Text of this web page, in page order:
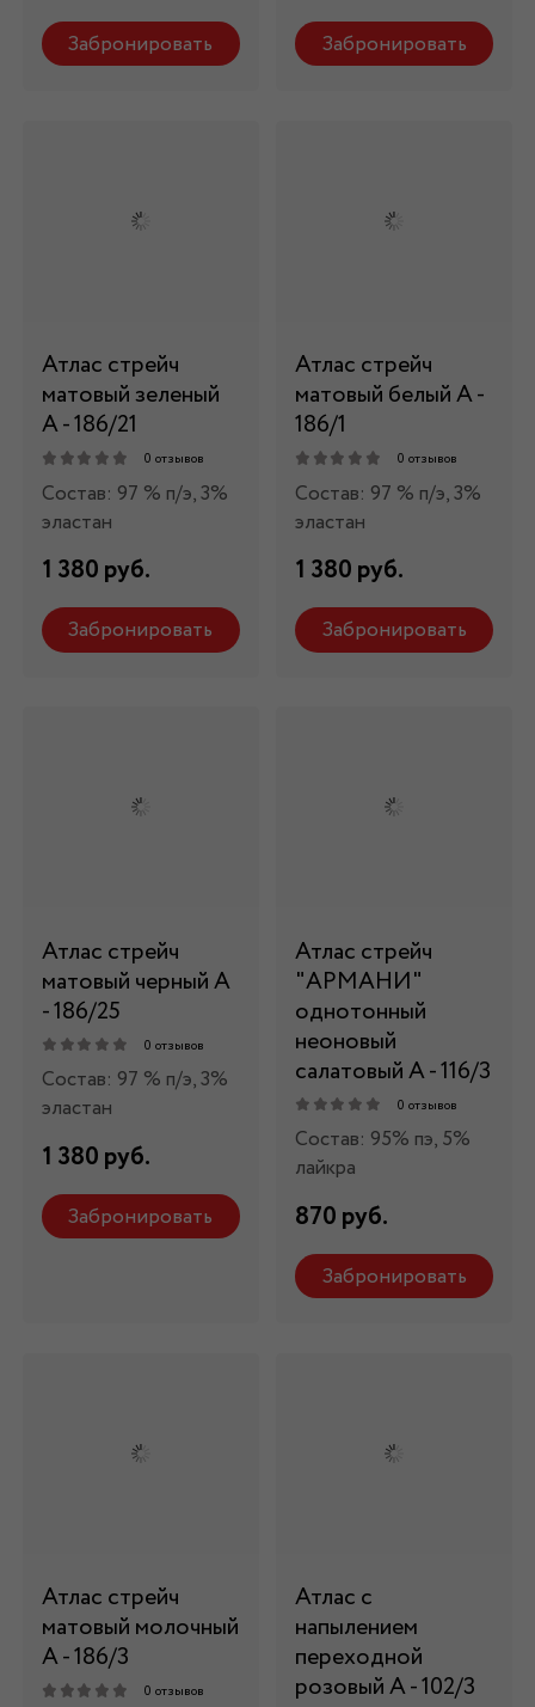
Забронировать Забронировать
Атлас стрейч
матовый зеленый
А - 186/21
0 отзывов
Состав: 97 % п/э, 3%
эластан
1 380 руб.
Забронировать
Атлас стрейч
матовый белый А -
186/1
0 отзывов
Состав: 97 % п/э, 3%
эластан
1 380 руб.
Забронировать
Атлас стрейч
матовый черный А
- 186/25
0 отзывов
Состав: 97 % п/э, 3%
эластан
1 380 руб.
Забронировать
Атлас стрейч
"APMAНИ"
однотонный
неоновый
салатовый А - 116/3
0 отзывов
Состав: 95% пэ, 5%
лайкра
870 руб.
Забронировать
Атлас стрейч
матовый молочный
А - 186/3
0 отзывов
Атлас с
напылением
переходной
розовый А - 102/3